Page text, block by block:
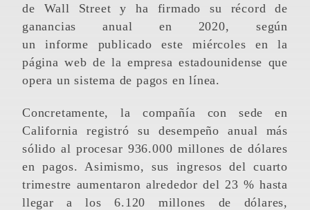
de Wall Street y ha firmado su récord de
ganancias anual en 2020, según
un informe publicado este miércoles en la
página web de la empresa estadounidense que
opera un sistema de pagos en línea.
Concretamente, la compañía con sede en
California registró su desempeño anual más
sólido al procesar 936.000 millones de dólares
en pagos. Asimismo, sus ingresos del cuarto
trimestre aumentaron alrededor del 23 % hasta
llegar a los 6.120 millones de dólares,